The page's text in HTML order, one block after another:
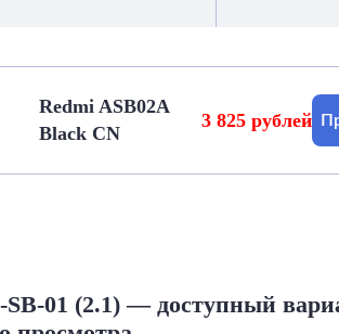
Redmi ASB02A
Black CN
3 825 рублей
01 (2.1) — доступный